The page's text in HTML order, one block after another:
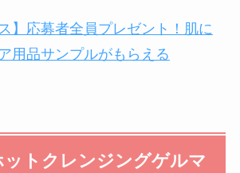
】応募者全員プレゼント！肌に
用品サンプルがもらえる
ットクレンジングゲルマ